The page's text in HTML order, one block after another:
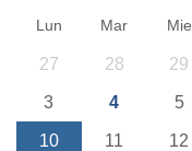
Lun Mar Mie
27 28 29
3 4 5
10 11 12